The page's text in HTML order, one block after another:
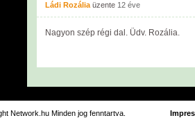
Ládi Rozália üzente 12 éve
Nagyon szép régi dal. Üdv. Rozália.
Network.hu Minden jog fenntartva.